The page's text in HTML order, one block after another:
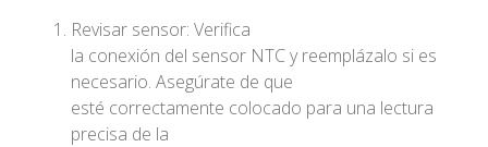
Revisar sensor: Verifica
la conexión del sensor NTC y reemplázalo si es
necesario. Asegúrate de que
esté correctamente colocado para una lectura
precisa de la